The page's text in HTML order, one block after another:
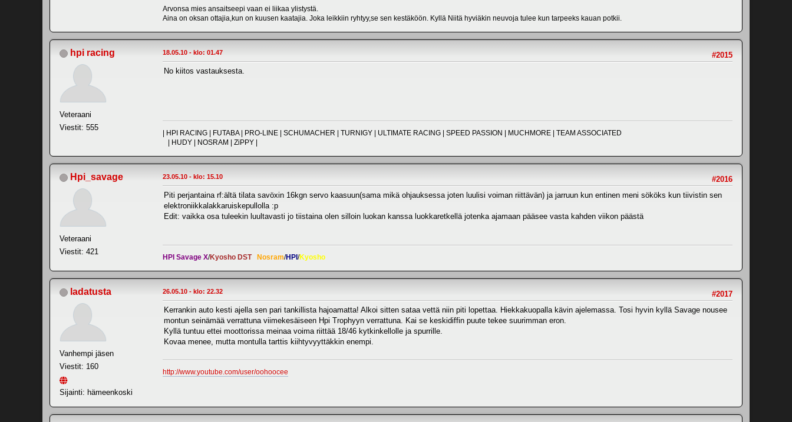
Arvonsa mies ansaitseepi vaan ei liikaa ylistystä.
Aina on oksan ottajia,kun on kuusen kaatajia. Joka leikkiin ryhtyy,se sen kestäköön. Kyllä Niitä hyviäkin neuvoja tulee kun tarpeeks kauan potkii.
hpi racing
Veteraani
Viestit: 555
#2015
18.05.10 - klo: 01.47
No kiitos vastauksesta.
| HPI RACING | FUTABA | PRO-LINE | SCHUMACHER | TURNIGY | ULTIMATE RACING | SPEED PASSION | MUCHMORE | TEAM ASSOCIATED
| HUDY | NOSRAM | ZiPPY |
Hpi_savage
Veteraani
Viestit: 421
#2016
23.05.10 - klo: 15.10
Piti perjantaina rf:ältä tilata savöxin 16kgn servo kaasuun(sama mikä ohjauksessa joten luulisi voiman riittävän) ja jarruun kun entinen meni sököks kun tiivistin sen
elektroniikkalakkaruiskepullolla :p
Edit: vaikka osa tuleekin luultavasti jo tiistaina olen silloin luokan kanssa luokkaretkellä jotenka ajamaan pääsee vasta kahden viikon päästä
HPI Savage X/Kyosho DST Nosram/HPI /Kyosho
ladatusta
Vanhempi jäsen
Viestit: 160
Sijainti: hämeenkoski
#2017
26.05.10 - klo: 22.32
Kerrankin auto kesti ajella sen pari tankillista hajoamatta! Alkoi sitten sataa vettä niin piti lopettaa. Hiekkakuopalla kävin ajelemassa. Tosi hyvin kyllä Savage nousee
montun seinämää verrattuna viimekesäiseen Hpi Trophyyn verrattuna. Kai se keskidiffin puute tekee suurimman eron.
Kyllä tuntuu ettei moottorissa meinaa voima riittää 18/46 kytkinkellolle ja spurrille.
Kovaa menee, mutta montulla tarttis kiihtyvyyttäkkin enempi.
http://www.youtube.com/user/oohoocee